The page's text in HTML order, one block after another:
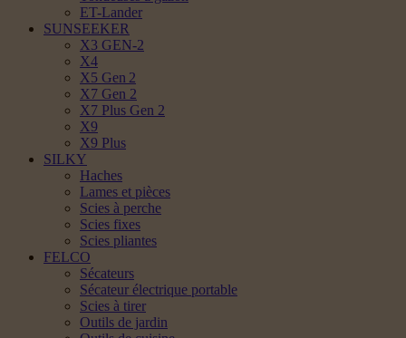
ET-Lander
SUNSEEKER
X3 GEN-2
X4
X5 Gen 2
X7 Gen 2
X7 Plus Gen 2
X9
X9 Plus
SILKY
Haches
Lames et pièces
Scies à perche
Scies fixes
Scies pliantes
FELCO
Sécateurs
Sécateur électrique portable
Scies à tirer
Outils de jardin